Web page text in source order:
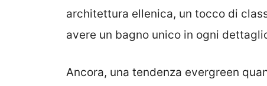
architettura ellenica, un tocco di
avere un bagno unico in ogni
Ancora, una tendenza evergreen